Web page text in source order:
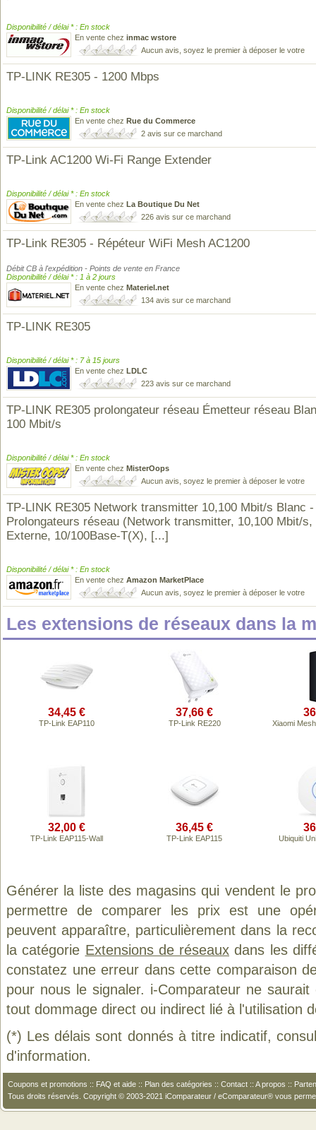
Disponibilité / délai * : En stock
En vente chez inmac wstore
Aucun avis, soyez le premier à déposer le votre
TP-LINK RE305 - 1200 Mbps
Disponibilité / délai * : En stock
En vente chez Rue du Commerce
2 avis sur ce marchand
TP-Link AC1200 Wi-Fi Range Extender
Disponibilité / délai * : En stock
En vente chez La Boutique Du Net
226 avis sur ce marchand
TP-Link RE305 - Répéteur WiFi Mesh AC1200
Débit CB à l'expédition - Points de vente en France
Disponibilité / délai * : 1 à 2 jours
En vente chez Materiel.net
134 avis sur ce marchand
TP-LINK RE305
Disponibilité / délai * : 7 à 15 jours
En vente chez LDLC
223 avis sur ce marchand
TP-LINK RE305 prolongateur réseau Émetteur réseau
100 Mbit/s
Disponibilité / délai * : En stock
En vente chez MisterOops
Aucun avis, soyez le premier à déposer le votre
TP-LINK RE305 Network transmitter 10,100 Mbit/s Blanc -
Prolongateurs réseau (Network transmitter, 10,100 Mbit/s,
Externe, 10/100Base-T(X), [...]
Disponibilité / délai * : En stock
En vente chez Amazon MarketPlace
Aucun avis, soyez le premier à déposer le votre
Les extensions de réseaux dans la
34,45 €
TP-Link EAP110
37,66 €
TP-Link RE220 Xiaomi
32,00 €
TP-Link EAP115-Wall
36,45 €
TP-Link EAP115 Ubiquiti
Générer la liste des magasins qui vendent le
permettre de comparer les prix est une
peuvent apparaître, particulièrement dans la
la catégorie Extensions de réseaux dans les
constatez une erreur dans cette comparaison
pour nous le signaler. i-Comparateur ne
tout dommage direct ou indirect lié à l'utilisation
(*) Les délais sont donnés à titre indicatif,
d'information.
Coupons et promotions :: FAQ et aide :: Plan des catégories :: Contact :: A propos ::
Tous droits réservés. Copyright © 2003-2021 iComparateur / eComparateur® vous